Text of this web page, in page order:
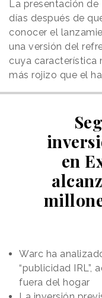
La presentación
días después de
conocer el
una versión del
cuya característica
más rojizo que el
en
Warc ha
“publicidad IRL”,
fuera del hogar